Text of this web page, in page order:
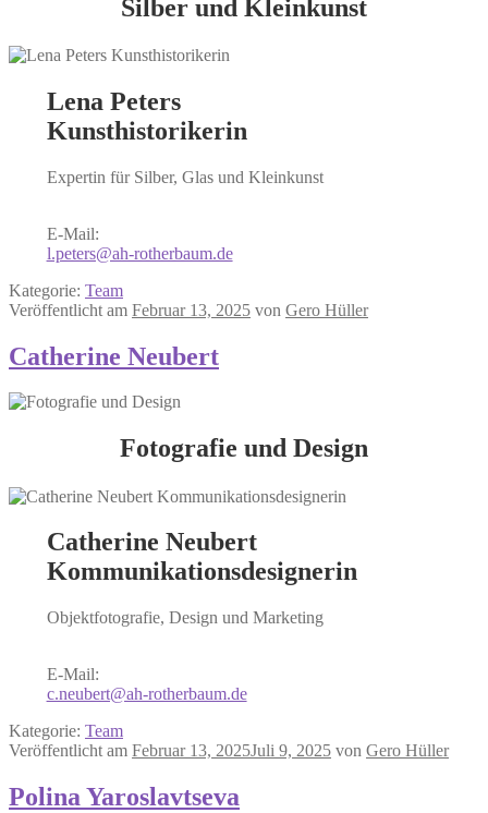
Silber und Kleinkunst
Lena Peters
Kunsthistorikerin
Expertin für Silber, Glas und Kleinkunst
E-Mail:
l.peters@ah-rotherbaum.de
Kategorie: Team
Veröffentlicht am Februar 13, 2025 von Gero Hüller
Catherine Neubert
Fotografie und Design
Catherine Neubert
Kommunikationsdesignerin
Objektfotografie, Design und Marketing
E-Mail:
c.neubert@ah-rotherbaum.de
Kategorie: Team
Veröffentlicht am Februar 13, 2025Juli 9, 2025 von Gero Hüller
Polina Yaroslavtseva